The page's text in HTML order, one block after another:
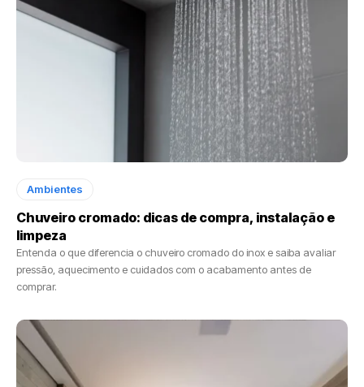
Ambientes
Chuveiro cromado: dicas de compra, instalação e
limpeza
Entenda o que diferencia o chuveiro cromado do inox e saiba avaliar
pressão, aquecimento e cuidados com o acabamento antes de
comprar.